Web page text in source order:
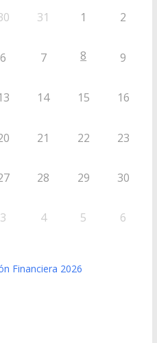
31 1 2
6 7 8 9
14 15 16
21 22 23
28 29 30
3 4 5 6
Financiera 2026